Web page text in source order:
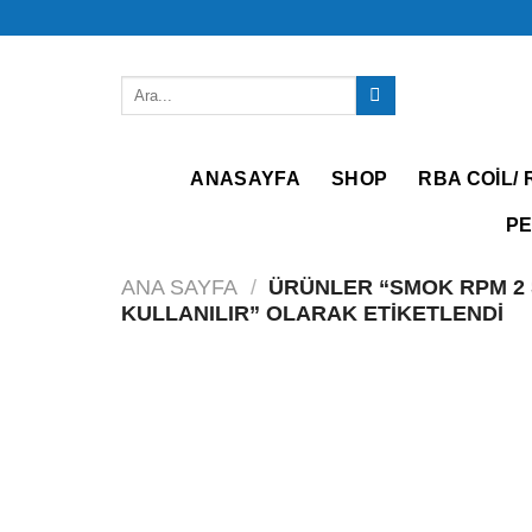
Ara:
ANASAYFA SHOP RBA COIL/
ANA SAYFA / ÜRÜNLER “SMOK RPM
KULLANILIR” OLARAK ETIKETLENDI